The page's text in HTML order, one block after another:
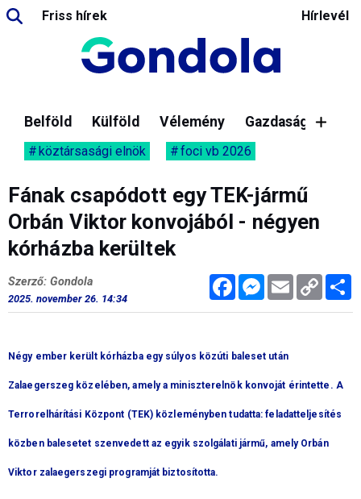
Friss hírek Hírlevél
Belföld Külföld Vélemény Gazdaság
köztársasági elnök foci vb 2026
Fának csapódott egy TEK-jármű
Orbán Viktor konvojából - négyen
kórházba kerültek
FacebookMessenger
Email Copy
Link
Szerző: Gondola
2025. november 26. 14:34
Négy ember került kórházba egy súlyos közúti baleset után
Zalaegerszeg közelében, amely a miniszterelnök konvoját érintette. A
Terrorelhárítási Központ (TEK) közleményben tudatta: feladatteljesítés
közben balesetet szenvedett az egyik szolgálati jármű, amely Orbán
Viktor zalaegerszegi programját biztosította.